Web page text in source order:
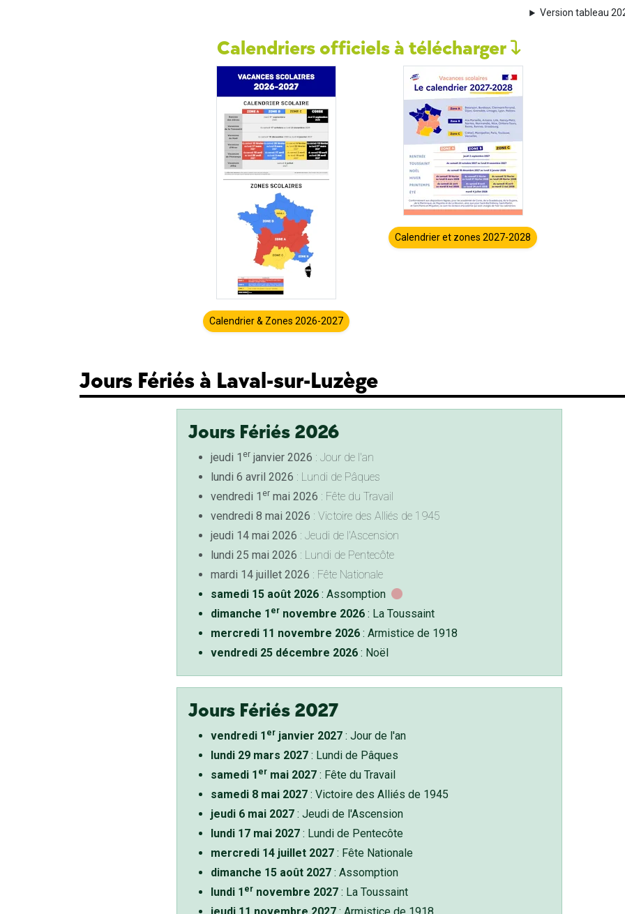
Version tableau
Calendriers officiels à télécharger
Calendrier & Zones 2026-2027
Calendrier et zones 2027-2028
Jours Fériés à Laval-sur-Luzège
Jours Fériés 2026
jeudi 1 erjanvier 2026 : Jour de l'an
lundi 6 avril 2026 : Lundi de Pâques
vendredi 1 ermai 2026 : Fête du Travail
vendredi 8 mai 2026 : Victoire des Alliés de 1945
jeudi 14 mai 2026 : Jeudi de l'Ascension
lundi 25 mai 2026 : Lundi de Pentecôte
mardi 14 juillet 2026 : Fête Nationale
samedi 15 août 2026: Assomption
dimanche 1 ernovembre 2026: La Toussaint
mercredi 11 novembre 2026: Armistice de 1918
vendredi 25 décembre 2026: Noël
Jours Fériés 2027
vendredi 1 erjanvier 2027: Jour de l'an
lundi 29 mars 2027: Lundi de Pâques
samedi 1 ermai 2027: Fête du Travail
samedi 8 mai 2027: Victoire des Alliés de 1945
jeudi 6 mai 2027: Jeudi de l'Ascension
lundi 17 mai 2027: Lundi de Pentecôte
mercredi 14 juillet 2027: Fête Nationale
dimanche 15 août 2027: Assomption
lundi 1 ernovembre 2027: La Toussaint
jeudi 11 novembre 2027: Armistice de 1918